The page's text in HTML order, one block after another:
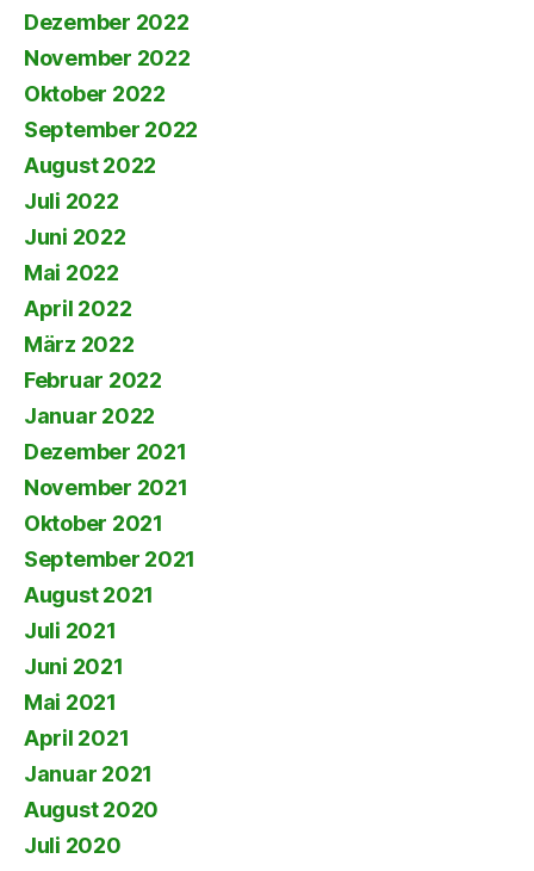
Dezember 2022
November 2022
Oktober 2022
September 2022
August 2022
Juli 2022
Juni 2022
Mai 2022
April 2022
März 2022
Februar 2022
Januar 2022
Dezember 2021
November 2021
Oktober 2021
September 2021
August 2021
Juli 2021
Juni 2021
Mai 2021
April 2021
Januar 2021
August 2020
Juli 2020